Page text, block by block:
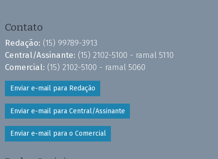
Contato
Redação: (15) 99789-3913
Central/Assinante: (15) 2102-5100 - ramal 5110
Comercial: (15) 2102-5100 - ramal 5060
Enviar e-mail para Redação
Enviar e-mail para Central/Assinante
Enviar e-mail para o Comercial